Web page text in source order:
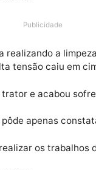
trator. O
Velho.
alta tensão